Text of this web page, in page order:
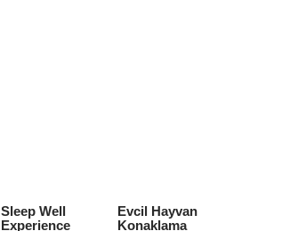
Sleep Well
Experience
Evcil Hayvan
Konaklama